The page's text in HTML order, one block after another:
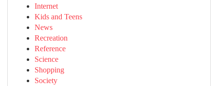
Internet
Kids and Teens
News
Recreation
Reference
Science
Shopping
Society